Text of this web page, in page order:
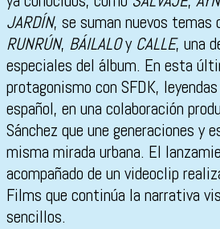
JARDÍN, se suman nuevos temas
RUNRÚN, BÁILALOy CALLE, una
especiales del álbum. En esta
protagonismo con SFDK,
español, en una colaboración
Sánchez que une generaciones y
misma mirada urbana. El
acompañado de un videoclip
Films que continúa la narrativa
sencillos.